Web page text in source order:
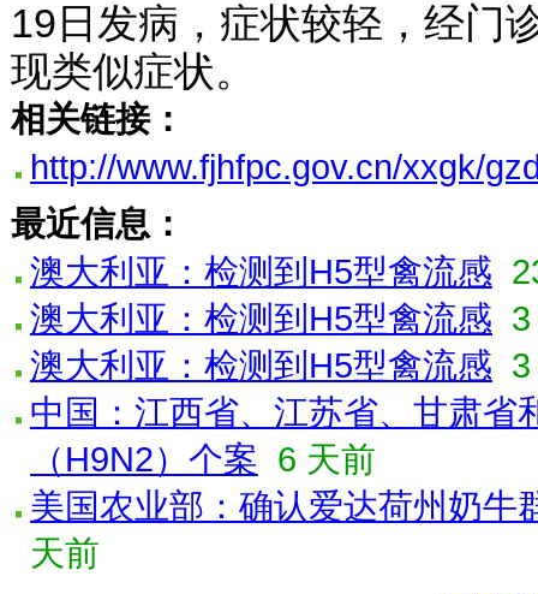
19日发病，症状较轻，经门
现类似症状。
相关链接：
http://www.fjhfpc.gov.cn/xxgk/
最近信息：
澳大利亚：检测到H5型禽流感
澳大利亚：检测到H5型禽流感
澳大利亚：检测到H5型禽流感
中国：江西省、江苏省、甘肃省
（H9N2）个案 6 天前
美国农业部：确认爱达荷州奶牛
天前